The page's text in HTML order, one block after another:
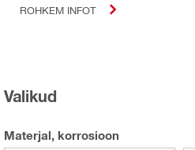
ROHKEM INFOT
Valikud
Materjal, korrosioon